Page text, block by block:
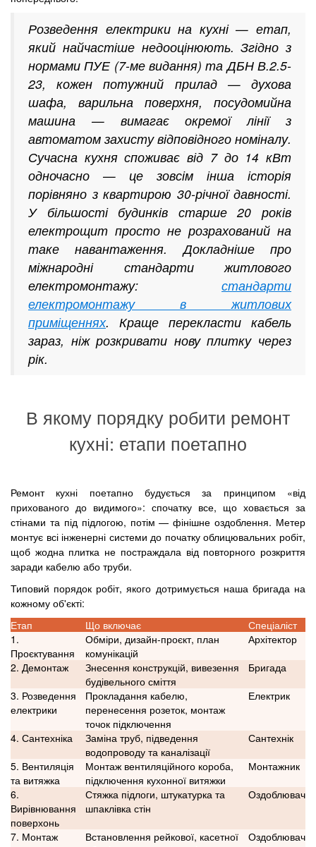
Розведення електрики на кухні — етап,
який найчастіше недооцінюють. Згідно з
нормами ПУЕ (7-ме видання) та ДБН В.2.5-
23, кожен потужний прилад — духова
шафа, варильна поверхня, посудомийна
машина — вимагає окремої лінії з
автоматом захисту відповідного номіналу.
Сучасна кухня споживає від 7 до 14 кВт
одночасно — це зовсім інша історія
порівняно з квартирою 30-річної давності.
У більшості будинків старше 20 років
електрощит просто не розрахований на
таке навантаження. Докладніше про
міжнародні стандарти житлового
електромонтажу: стандарти
електромонтажу в житлових
приміщеннях. Краще перекласти кабель
зараз, ніж розкривати нову плитку через
рік.
В якому порядку робити ремонт
кухні: етапи поетапно
Ремонт кухні поетапно будується за принципом «від
прихованого до видимого»: спочатку все, що ховається за
стінами та під підлогою, потім — фінішне оздоблення. Метер
монтує всі інженерні системи до початку облицювальних робіт,
щоб жодна плитка не постраждала від повторного розкриття
заради кабелю або труби.
Типовий порядок робіт, якого дотримується наша бригада на
кожному об'єкті:
Етап
Що включає
Спеціаліст
1.
Проєктування
Обміри, дизайн-проєкт, план
комунікацій
Архітектор
2. Демонтаж
Знесення конструкцій, вивезення
будівельного сміття
Бригада
3. Розведення
електрики
Прокладання кабелю,
перенесення розеток, монтаж
точок підключення
Електрик
4. Сантехніка
Заміна труб, підведення
водопроводу та каналізації
Сантехнік
5. Вентиляція
та витяжка
Монтаж вентиляційного короба,
підключення кухонної витяжки
Монтажник
6.
Вирівнювання
поверхонь
Стяжка підлоги, штукатурка та
шпаклівка стін
Оздоблювач
7. Монтаж
Встановлення рейкової, касетної
Оздоблювач